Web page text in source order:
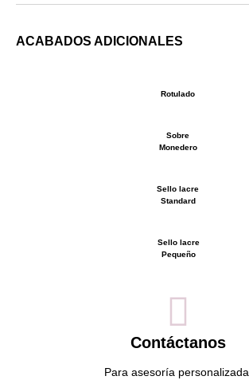
ACABADOS ADICIONALES
Rotulado
Sobre
Monedero
Sello lacre
Standard
Sello lacre
Pequeño
Contáctanos
Para asesoría personalizada.